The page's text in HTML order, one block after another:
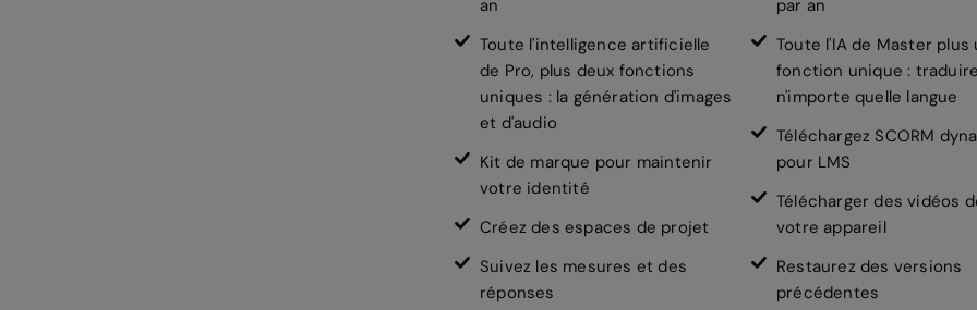
an
Toute l'intelligence artificielle
de Pro, plus deux fonctions
uniques : la génération d'images
et d'audio
Kit de marque pour maintenir
votre identité
Créez des espaces de projet
Suivez les mesures et des
réponses
par an
Toute l'IA de Master plus
fonction unique :
n'importe quelle langue
Téléchargez SCORM
pour LMS
Télécharger des vidéos
votre appareil
Restaurez des versions
précédentes